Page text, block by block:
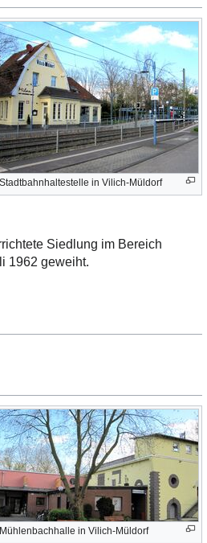
Stadtbahnhaltestelle in Vilich-Müldorf
Siedlung im Bereich
1962 geweiht.
Mühlenbachhalle in Vilich-Müldorf